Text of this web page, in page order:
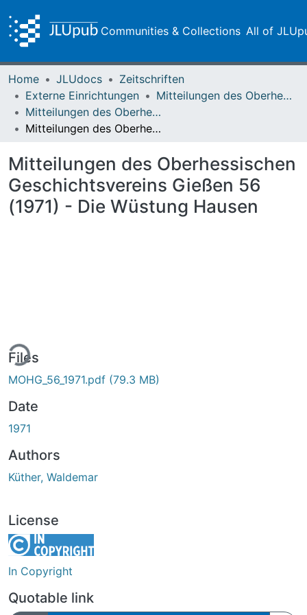
Communities & Collections All of
Home JLUdocs
Zeitschriften
Externe Einrichtungen
Mitteilungen des Oberhessischen Geschichtsvereins Gießen
Mitteilungen des Oberhessischen Geschichtsvereins Gießen Vol. 056 (1971)
Mitteilungen des Oberhessischen Geschichtsvereins Gießen 56 (1971) - Die Wüstung Hausen
Mitteilungen des Oberhessischen
Geschichtsvereins Gießen 56
(1971) - Die Wüstung Hausen
Files
MOHG_56_1971.pdf (79.3 MB)
Date
1971
Authors
Küther, Waldemar
License
In Copyright
Quotable link